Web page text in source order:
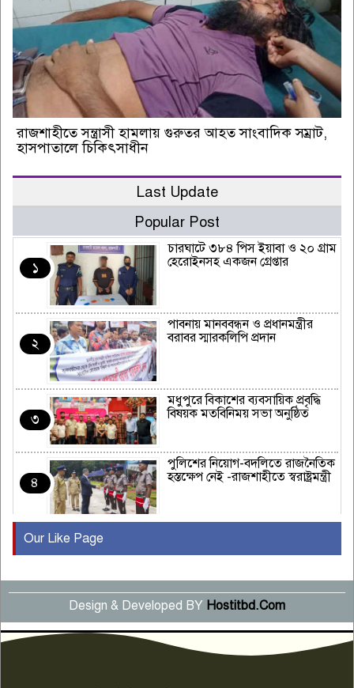
রাজশাহীতে সন্ত্রাসী হামলায় গুরুতর আহত সাংবাদিক সম্রাট,
হাসপাতালে চিকিৎসাধীন
Last Update
Popular Post
১
চারঘাটে ৩৮৪ পিস ইয়াবা ও ২০ গ্রাম
হেরোইনসহ একজন গ্রেপ্তার
২
পাবনায় মানববন্ধন ও প্রধানমন্ত্রীর
বরাবর স্মারকলিপি প্রদান
৩
মধুপুরে বিকাশের ব্যবসায়িক প্রবৃদ্ধি
বিষয়ক মতবিনিময় সভা অনুষ্ঠিত
৪
পুলিশের নিয়োগ-বদলিতে রাজনৈতিক
হস্তক্ষেপ নেই -রাজশাহীতে স্বরাষ্ট্রমন্ত্রী
৫
বছর পূর্তি উদযাপন
৬
সংবাদ সম্মেলনে অভিযোগ অস্বীকার
উদ্দেশ্য প্রণোদিত সংবাদ প্রকাশের
প্রতিবাদ নাজির হাসানের
Our Like Page
Design & Developed BY Hostitbd.Com